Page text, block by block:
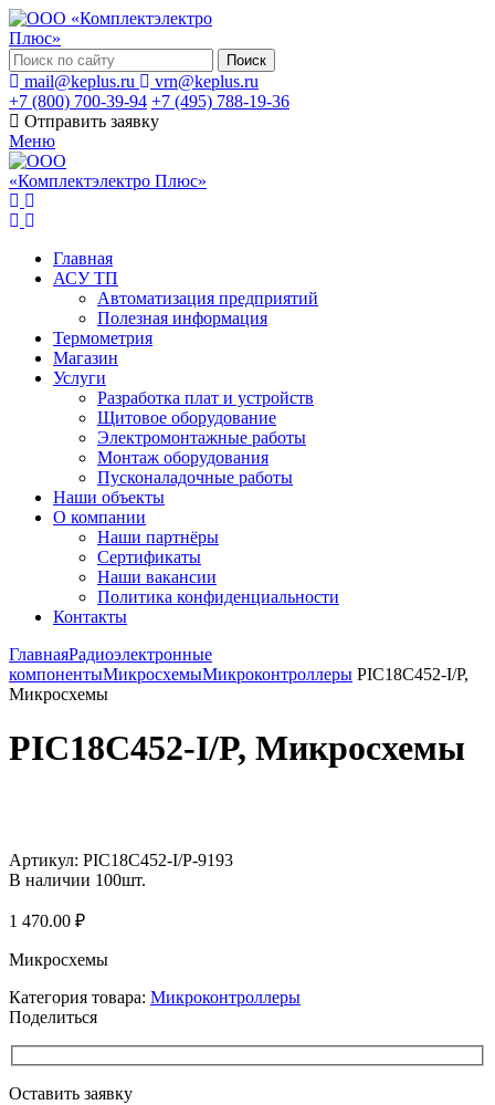
Поиск
mail@keplus.ru
vrn@keplus.ru
+7 (800) 700-39-94 +7 (495) 788-19-36
Отправить заявку
Меню
Главная
АСУ ТП
Автоматизация предприятий
Полезная информация
Термометрия
Магазин
Услуги
Разработка плат и устройств
Щитовое оборудование
Электромонтажные работы
Монтаж оборудования
Пусконаладочные работы
Наши объекты
О компании
Наши партнёры
Сертификаты
Наши вакансии
Политика конфиденциальности
Контакты
ГлавнаяРадиоэлектронные
компонентыМикросхемыМикроконтроллеры PIC18C452-I/P,
Микросхемы
PIC18C452-I/P, Микросхемы
Артикул: PIC18C452-I/P-9193
В наличии 100шт.
1 470.00 ₽
Микросхемы
Категория товара: Микроконтроллеры
Поделиться
Оставить заявку